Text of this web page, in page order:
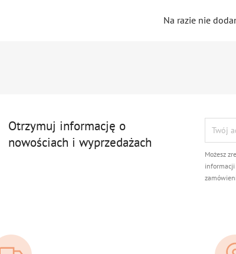
Na razie nie
Otrzymuj informację o
nowościach i wyprzedażach
Możesz
informacji